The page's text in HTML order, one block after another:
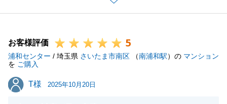
がございましたらお気軽にご相談ください。
お客様評価 5
浦和センター / 埼玉県 さいたま市南区 （南浦和駅）の マンション
を ご購入
T様
T様 2025年10月20日